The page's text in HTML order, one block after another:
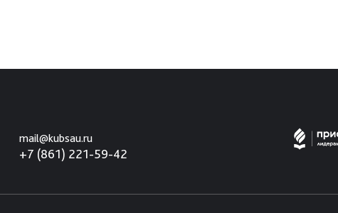
mail@kubsau.ru
+7 (861) 221-59-42